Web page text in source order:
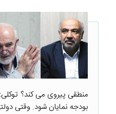
منطقی پیروی می کند؟
بودجه نمایان شود. وقتی